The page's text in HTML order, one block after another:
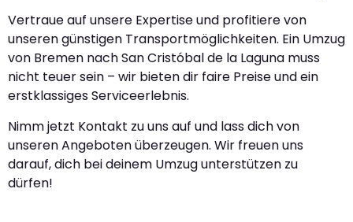
Vertraue auf unsere Expertise und profitiere von
unseren günstigen Transportmöglichkeiten. Ein Umzug
von Bremen nach San Cristóbal de la Laguna muss
nicht teuer sein – wir bieten dir faire Preise und ein
erstklassiges Serviceerlebnis.
Nimm jetzt Kontakt zu uns auf und lass dich von
unseren Angeboten überzeugen. Wir freuen uns
darauf, dich bei deinem Umzug unterstützen zu
dürfen!